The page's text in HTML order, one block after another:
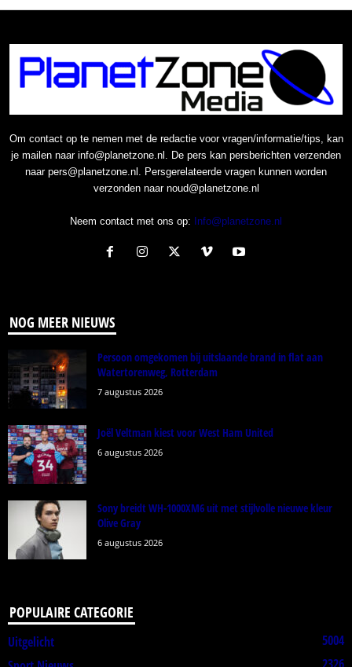
Om contact op te nemen met de redactie voor vragen/informatie/tips, kan
je mailen naar info@planetzone.nl. De pers kan persberichten verzenden
naar pers@planetzone.nl. Persgerelateerde vragen kunnen worden
verzonden naar noud@planetzone.nl
Neem contact met ons op: Info@planetzone.nl
NOG MEER NIEUWS
Persoon omgekomen bij uitslaande brand in flat aan
Watertorenweg, Rotterdam
7 augustus 2026
Joël Veltman kiest voor West Ham United
6 augustus 2026
Sony breidt WH-1000XM6 uit met stijlvolle nieuwe kleur
Olive Gray
6 augustus 2026
POPULAIRE CATEGORIE
Uitgelicht
5004